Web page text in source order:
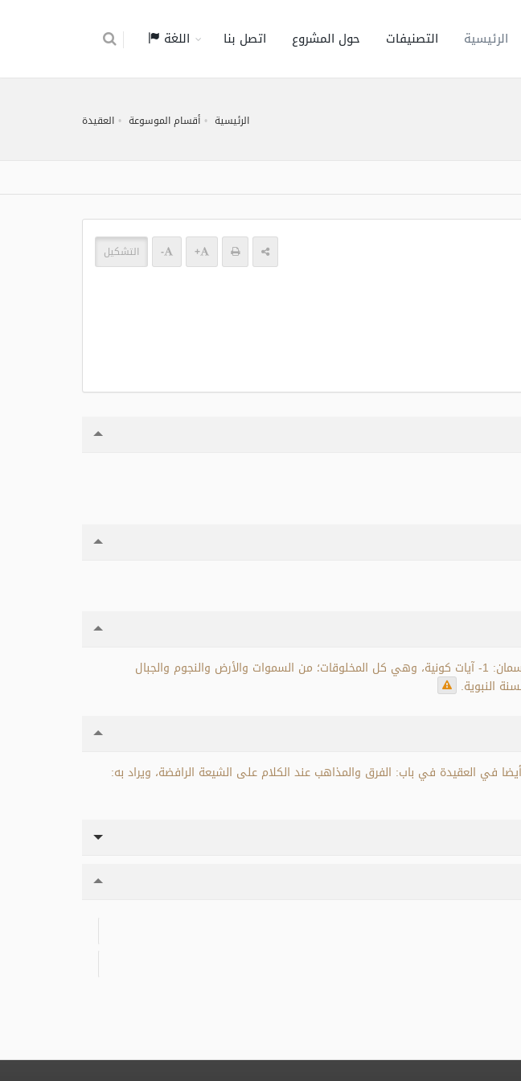
الرئيسية التصنيفات حول المشروع اتصل بنا اللغة
الرئيسية أقسام الموسوعة العقيدة
+
- التشكيل
آيات الله: هي الأدلة والبراهين والعلامات التي ترشد إليه وتوصل إلى عبادته وحده، وآيات الله قسمان: 1- آيات كونية، وهي كل المخلوقات؛ من السموات والأرض والنجوم والجبال
في العقيدة في باب: الفرق والمذاهب عند الكلام على الشيعة الرافضة، ويراد به: